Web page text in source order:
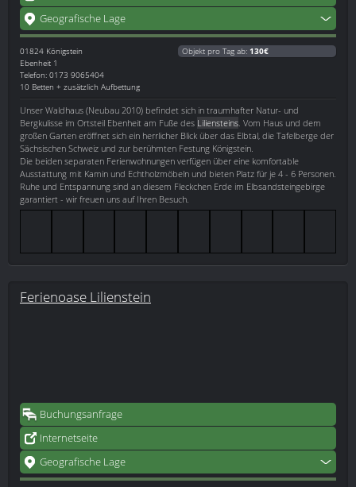
Geografische Lage
01824 Königstein
Ebenheit 1
Telefon: 0173 9065404
10 Betten + zusätzlich Aufbettung
Objekt pro Tag ab: 130€
Unser Waldhaus (Neubau 2010) befindet sich in traumhafter Natur- und
Bergkulisse im Ortsteil Ebenheit am Fuße des Liliensteins . Vom Haus und dem
großen Garten eröffnet sich ein herrlicher Blick über das Elbtal, die Tafelberge der
Sächsischen Schweiz und zur berühmten Festung Königstein.
Die beiden separaten Ferienwohnungen verfügen über eine komfortable
Ausstattung mit Kamin und Echtholzmöbeln und bieten Platz für je 4 - 6 Personen.
Ruhe und Entspannung sind an diesem Fleckchen Erde im Elbsandsteingebirge
garantiert - wir freuen uns auf Ihren Besuch.
Ferienoase Lilienstein
Buchungsanfrage
Internetseite
Geografische Lage